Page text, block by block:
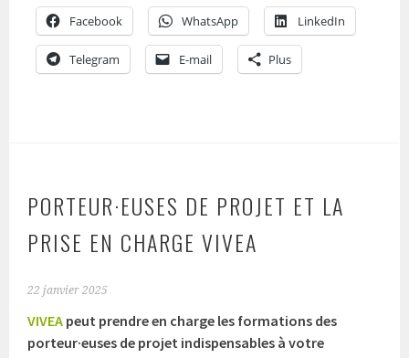
Facebook WhatsApp LinkedIn
Telegram E-mail Plus
PORTEUR·EUSES DE PROJET ET LA
PRISE EN CHARGE VIVEA
22 janvier 2025
VIVEA peut prendre en charge les formations des
porteur·euses de projet indispensables à votre